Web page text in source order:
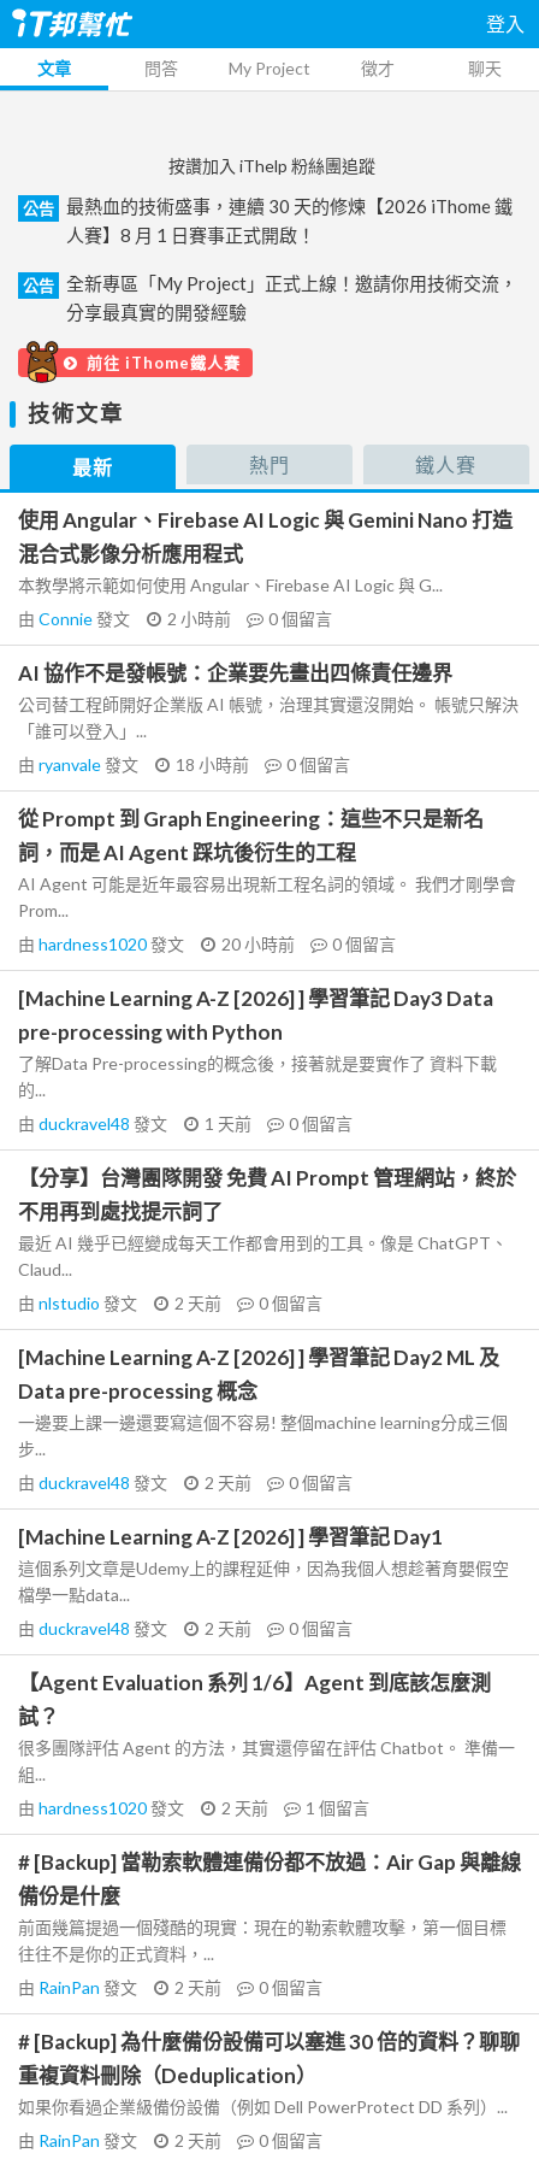
登入
文章 問答 My Project 徵才 聊天
按讚加入 iThelp 粉絲團追蹤
公告
最熱血的技術盛事，連續 30 天的修煉【2026 iThome 鐵
人賽】8 月 1 日賽事正式開啟！
公告
全新專區「My Project」正式上線！邀請你用技術交流，
分享最真實的開發經驗
前往 iThome鐵人賽
技術文章
最新 熱門 鐵人賽
使用 Angular、Firebase AI Logic 與 Gemini Nano 打造
混合式影像分析應用程式
本教學將示範如何使用 Angular、Firebase AI Logic 與 G...
由 Connie發文 2 小時前 0個留言
AI 協作不是發帳號：企業要先畫出四條責任邊界
公司替工程師開好企業版 AI 帳號，治理其實還沒開始。 帳號只解決
「誰可以登入」...
由 ryanvale發文 18 小時前 0個留言
從 Prompt 到 Graph Engineering：這些不只是新名
詞，而是 AI Agent 踩坑後衍生的工程
AI Agent 可能是近年最容易出現新工程名詞的領域。 我們才剛學會
Prom...
由 hardness1020發文 20 小時前 0個留言
[Machine Learning A-Z [2026] ] 學習筆記 Day3 Data
pre-processing with Python
了解Data Pre-processing的概念後，接著就是要實作了 資料下載
的...
由 duckravel48 發文 1 天前 0個留言
【分享】台灣團隊開發 免費 AI Prompt 管理網站，終於
不用再到處找提示詞了
最近 AI 幾乎已經變成每天工作都會用到的工具。像是 ChatGPT、
Claud...
由 nlstudio 發文 2 天前 0個留言
[Machine Learning A-Z [2026] ] 學習筆記 Day2 ML 及
Data pre-processing 概念
一邊要上課一邊還要寫這個不容易! 整個machine learning分成三個
步...
由 duckravel48 發文 2 天前 0個留言
[Machine Learning A-Z [2026] ] 學習筆記 Day1
這個系列文章是Udemy上的課程延伸，因為我個人想趁著育嬰假空
檔學一點data...
由 duckravel48 發文 2 天前 0個留言
【Agent Evaluation 系列 1/6】Agent 到底該怎麼測
試？
很多團隊評估 Agent 的方法，其實還停留在評估 Chatbot。 準備一
組...
由 hardness1020發文 2 天前 1 個留言
# [Backup] 當勒索軟體連備份都不放過：Air Gap 與離線
備份是什麼
前面幾篇提過一個殘酷的現實：現在的勒索軟體攻擊，第一個目標
往往不是你的正式資料，...
由 RainPan 發文 2 天前 0個留言
# [Backup] 為什麼備份設備可以塞進 30 倍的資料？聊聊
重複資料刪除（Deduplication）
如果你看過企業級備份設備（例如 Dell PowerProtect DD 系列）...
由 RainPan 發文 2 天前 0個留言